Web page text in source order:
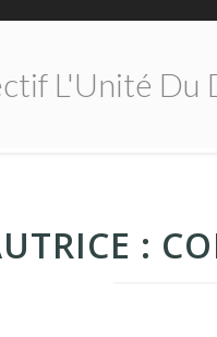
L'Unité Du
: